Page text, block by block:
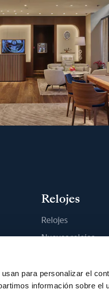
para personalizar el
información sobre
Relojes
Relojes
Nuevos relojes